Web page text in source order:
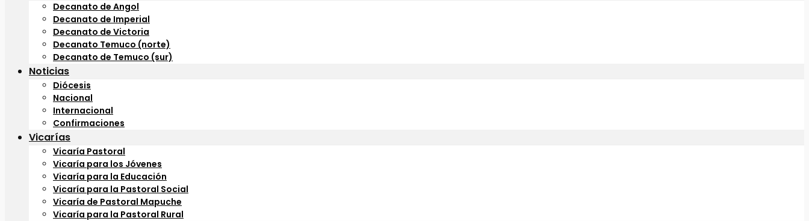
Decanato de Angol
Decanato de Imperial
Decanato de Victoria
Decanato Temuco (norte)
Decanato de Temuco (sur)
Noticias
Diócesis
Nacional
Internacional
Confirmaciones
Vicarías
Vicaría Pastoral
Vicaría para los Jóvenes
Vicaría para la Educación
Vicaría para la Pastoral Social
Vicaría de Pastoral Mapuche
Vicaría para la Pastoral Rural